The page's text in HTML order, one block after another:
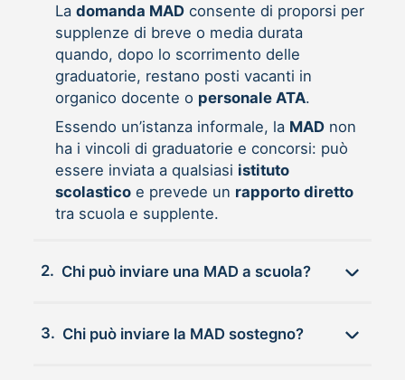
La domanda MADconsente di proporsi per
supplenze di breve o media durata
quando, dopo lo scorrimento delle
graduatorie, restano posti vacanti in
organico docente o personale ATA.
Essendo un’istanza informale, la MADnon
ha i vincoli di graduatorie e concorsi: può
essere inviata a qualsiasi istituto
scolasticoe prevede un rapporto diretto
tra scuola e supplente.
2. Chi può inviare una MAD a scuola?
3. Chi può inviare la MAD sostegno?